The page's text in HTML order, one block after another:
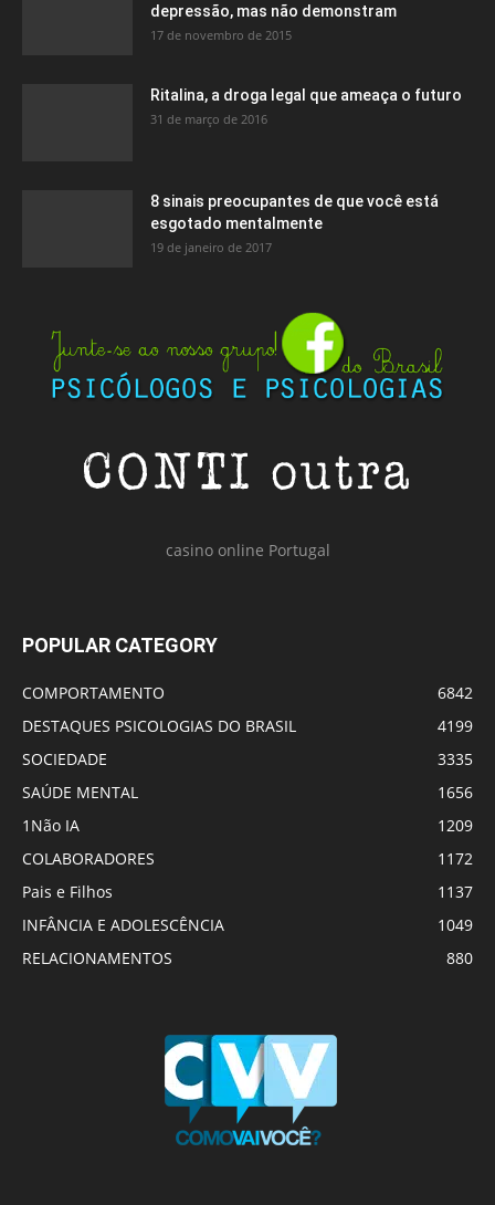
depressão, mas não demonstram
17 de novembro de 2015
Ritalina, a droga legal que ameaça o futuro
31 de março de 2016
8 sinais preocupantes de que você está
esgotado mentalmente
19 de janeiro de 2017
casino online Portugal
POPULAR CATEGORY
COMPORTAMENTO
6842
DESTAQUES PSICOLOGIAS DO BRASIL
4199
SOCIEDADE
3335
SAÚDE MENTAL
1656
1Não IA
1209
COLABORADORES
1172
Pais e Filhos
1137
INFÂNCIA E ADOLESCÊNCIA
1049
RELACIONAMENTOS
880